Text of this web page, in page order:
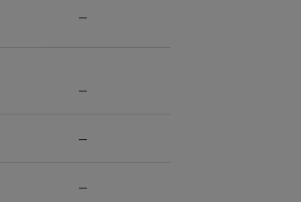
—
—
—
—